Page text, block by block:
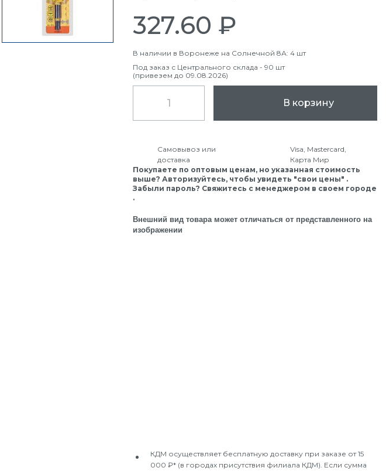
327.60 ₽
В наличии в Воронеже на Солнечной 8А: 4 шт
Под заказ с Центрального склада - 90 шт
(привезем до 09.08.2026)
В корзину
Самовывоз или
доставка
Visa, Mastercard,
Карта Мир
Покупаете по оптовым ценам, но указанная стоимость
выше? Авторизуйтесь, чтобы увидеть "свои цены" .
Забыли пароль? Свяжитесь с менеджером в своем городе
.
Внешний вид товара может отличаться от представленного на
изображении
КДМ осуществляет бесплатную доставку при заказе от 15
000 ₽* (в городах присутствия филиала КДМ). Если сумма